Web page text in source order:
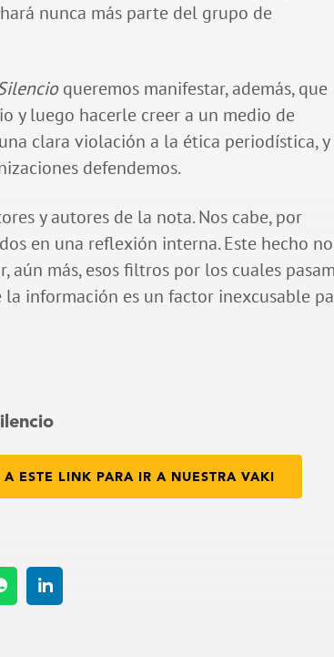
nunca más parte del grupo de
queremos manifestar, además, que
y luego hacerle creer a un medio de
clara violación a la ética periodística, y
defendemos.
y autores de la nota. Nos cabe, por
en una reflexión interna. Este hecho
más, esos filtros por los cuales
información es un factor inexcusable
ESTE LINK PARA IR A NUESTRA VAKI